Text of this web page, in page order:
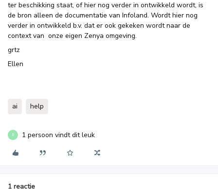
ter beschikking staat, of hier nog verder in ontwikkeld wordt, is
de bron alleen de documentatie van Infoland. Wordt hier nog
verder in ontwikkeld b.v. dat er ook gekeken wordt naar de
context van onze eigen Zenya omgeving.
grtz
Ellen
ai help
R 1 persoon vindt dit leuk
1 reactie